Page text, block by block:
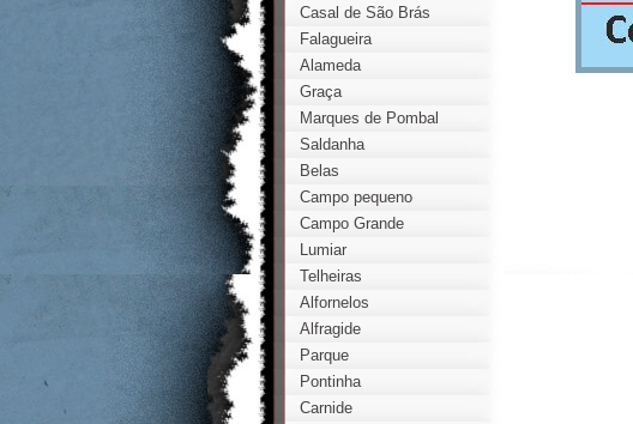
Casal de São Brás
Falagueira
Alameda
Graça
Marques de Pombal
Saldanha
Belas
Campo pequeno
Campo Grande
Lumiar
Telheiras
Alfornelos
Alfragide
Parque
Pontinha
Carnide